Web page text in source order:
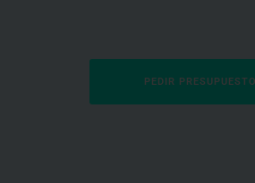
PEDIR PRESUPUESTO